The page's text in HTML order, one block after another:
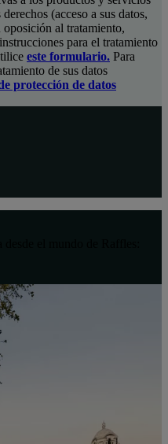
(acceso a sus datos,
al tratamiento,
para el tratamiento
este formulario. Para
de sus datos
protección de datos